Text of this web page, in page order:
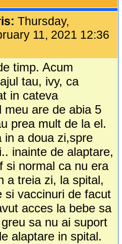
Thursday,
11, 2021 12:36
timp. Acum
tau, ivy, ca
in cateva
meu are de abia 5
prea mult de la el.
in a doua zi,spre
inainte de alaptare,
si normal ca nu era
a treia zi, la spital,
si vaccinuri de facut
acces la bebe sa
sa nu ai suport
alaptare in spital.